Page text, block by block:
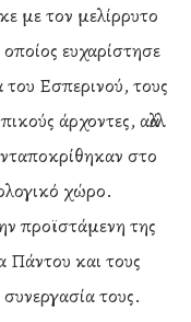
με τον μελίρρυτο
ευχαρίστησε
του Εσπερινού, τους
άρχοντες, αλλά
στο
χώρο.
προϊστάμενη της
Πάντου και τους
τους.